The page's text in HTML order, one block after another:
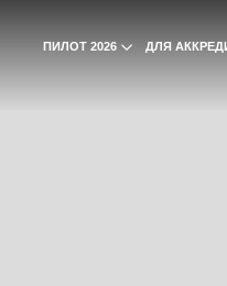
ДЛЯ АККРЕДИТОВАННЫХ АРХИВ